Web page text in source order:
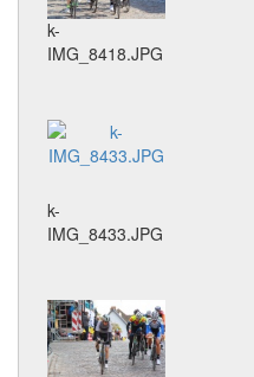
k-
IMG_8418.JPG
k-
IMG_8433.JPG